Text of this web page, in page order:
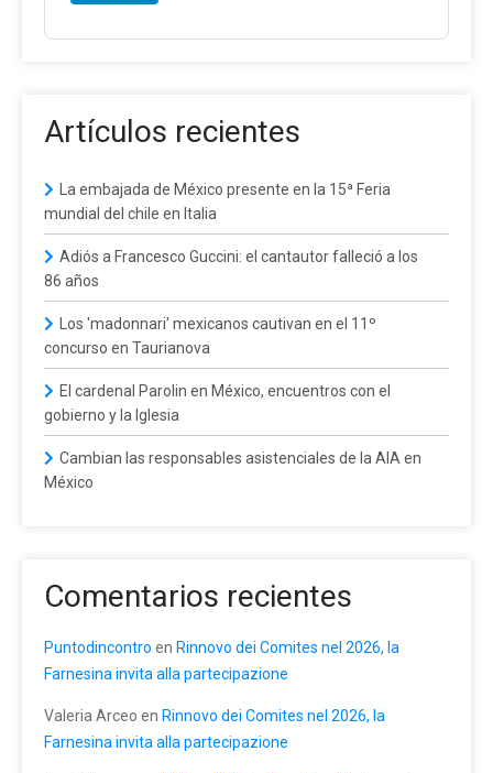
Artículos recientes
La embajada de México presente en la 15ª Feria
mundial del chile en Italia
Adiós a Francesco Guccini: el cantautor falleció a los
86 años
Los 'madonnari' mexicanos cautivan en el 11º
concurso en Taurianova
El cardenal Parolin en México, encuentros con el
gobierno y la Iglesia
Cambian las responsables asistenciales de la AIA en
México
Comentarios recientes
Puntodincontro en Rinnovo dei Comites nel 2026, la
Farnesina invita alla partecipazione
Valeria Arceo en Rinnovo dei Comites nel 2026, la
Farnesina invita alla partecipazione